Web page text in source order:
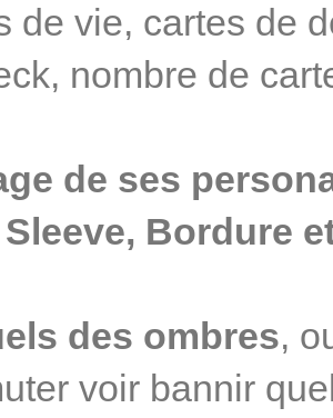
de vie, cartes de
nombre de
de ses
Bordure
des ombres,
voir bannir